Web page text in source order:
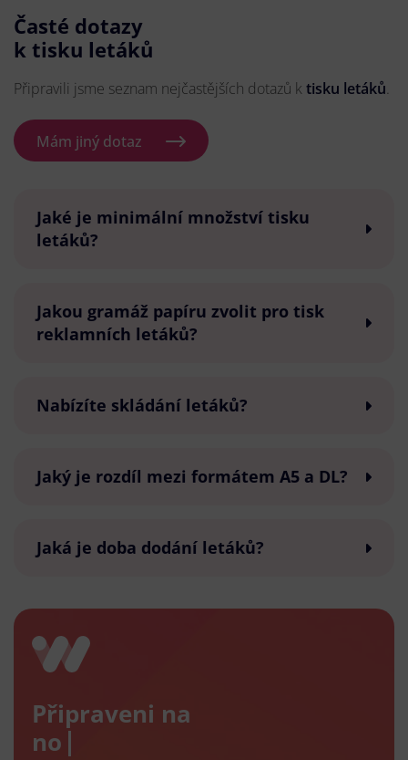
Časté dotazy
k tisku letáků
Připravili jsme seznam nejčastějších dotazů k tisku letáků.
Mám jiný dotaz
Jaké je minimální množství tisku
letáků?
Jakou gramáž papíru zvolit pro tisk
reklamních letáků?
Nabízíte skládání letáků?
Jaký je rozdíl mezi formátem A5 a DL?
Jaká je doba dodání letáků?
Připraveni na
nový e